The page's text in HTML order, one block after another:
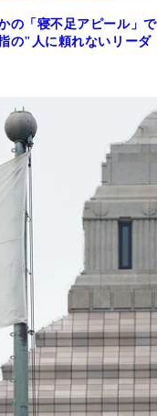
の「寝不足アピール」で
の"人に頼れないリーダ